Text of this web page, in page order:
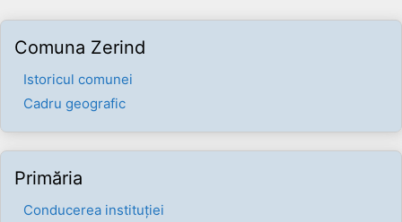
Comuna Zerind
Istoricul comunei
Cadru geografic
Primăria
Conducerea instituției